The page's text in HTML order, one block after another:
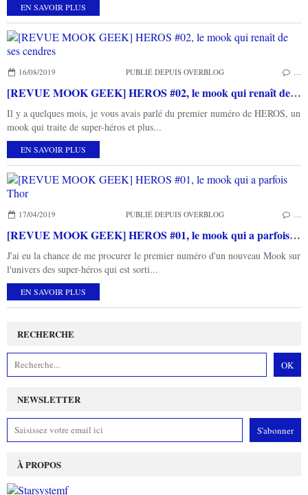
EN SAVOIR PLUS
16/08/2019 PUBLIÉ DEPUIS OVERBLOG
[REVUE MOOK GEEK] HEROS #02, le mook qui renaît de ses cendres
Il y a quelques mois, je vous avais parlé du premier numéro de HEROS, un
mook qui traite de super-héros et plus...
EN SAVOIR PLUS
17/04/2019 PUBLIÉ DEPUIS OVERBLOG
[REVUE MOOK GEEK] HEROS #01, le mook qui a parfois Thor
J'ai eu la chance de me procurer le premier numéro d'un nouveau Mook sur
l'univers des super-héros qui est sorti...
EN SAVOIR PLUS
NEWSLETTER
RECHERCHE
À PROPOS